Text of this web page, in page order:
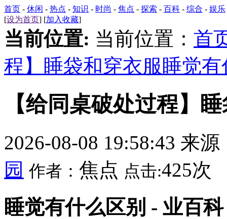
首页 - 休闲 - 热点 - 知识 - 时尚 - 焦点 - 探索 - 百科 - 综合 - 娱乐
[设为首页] [加入收藏]
当前位置: 当前位置： 首
程】睡袋和穿衣服睡觉
【给同桌破处过程】
2026-08-08 19:58:43 来源
园 作者： 焦点 点击:425次
睡觉有什么区别 - 业百科